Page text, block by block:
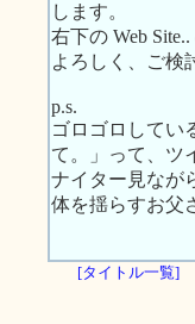
します。
右下の Web
よろしく、ご検
p.s.
ゴロゴロしてい
て。」って、ツ
ナイター見なが
体を揺らすお父
[タイトル一覧]